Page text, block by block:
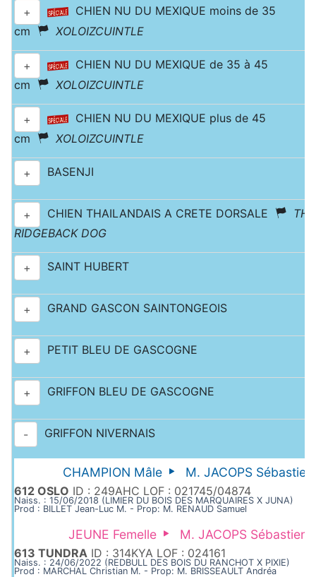
+
CHIEN NU DU MEXIQUE moins de 35
cm
XOLOIZCUINTLE
+
CHIEN NU DU MEXIQUE de 35 à 45
cm
XOLOIZCUINTLE
+
CHIEN NU DU MEXIQUE plus de 45
cm
XOLOIZCUINTLE
+ BASENJI
+ CHIEN THAILANDAIS A CRETE DORSALE
RIDGEBACK DOG
+ SAINT HUBERT
+ GRAND GASCON SAINTONGEOIS
+ PETIT BLEU DE GASCOGNE
+ GRIFFON BLEU DE GASCOGNE
- GRIFFON NIVERNAIS
CHAMPION Mâle M. JACOPS Sébastien
612 OSLO ID : 249AHC LOF : 021745/04874
Naiss. : 15/06/2018 (LIMIER DU BOIS DES MARQUAIRES X JUNA)
Prod : BILLET Jean-Luc M. - Prop: M. RENAUD Samuel
JEUNE Femelle M. JACOPS Sébastien
613 TUNDRA ID : 314KYA LOF : 024161
Naiss. : 24/06/2022 (REDBULL DES BOIS DU RANCHOT X PIXIE)
Prod : MARCHAL Christian M. - Prop: M. BRISSEAULT Andréa